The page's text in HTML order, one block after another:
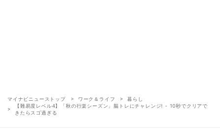
マイナビニューストップ ワーク＆ライフ
暮らし
【難易度レベル4】「秋の行楽シーズン」脳トレにチャレンジ! - 10秒でクリアで
きたらスゴ過ぎる